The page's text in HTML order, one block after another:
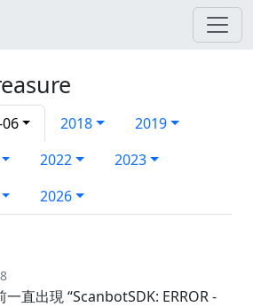
2018
2019
2022
2023
2026
一直出現 “ScanbotSDK: ERROR -